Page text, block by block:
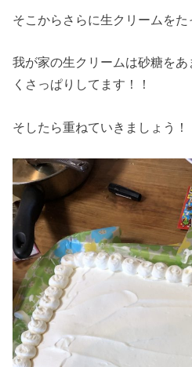
そこからさらに生クリームを
我が家の生クリームは砂糖を
くさっぱりしてます！！
そしたら重ねていきましょう！